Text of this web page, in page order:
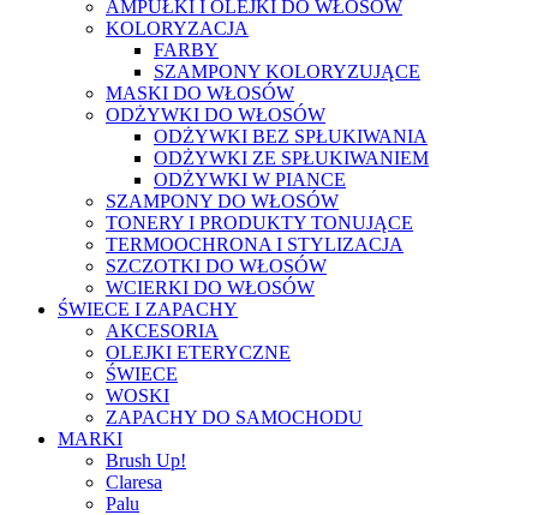
AMPUŁKI I OLEJKI DO WŁOSÓW
KOLORYZACJA
FARBY
SZAMPONY KOLORYZUJĄCE
MASKI DO WŁOSÓW
ODŻYWKI DO WŁOSÓW
ODŻYWKI BEZ SPŁUKIWANIA
ODŻYWKI ZE SPŁUKIWANIEM
ODŻYWKI W PIANCE
SZAMPONY DO WŁOSÓW
TONERY I PRODUKTY TONUJĄCE
TERMOOCHRONA I STYLIZACJA
SZCZOTKI DO WŁOSÓW
WCIERKI DO WŁOSÓW
ŚWIECE I ZAPACHY
AKCESORIA
OLEJKI ETERYCZNE
ŚWIECE
WOSKI
ZAPACHY DO SAMOCHODU
MARKI
Brush Up!
Claresa
Palu